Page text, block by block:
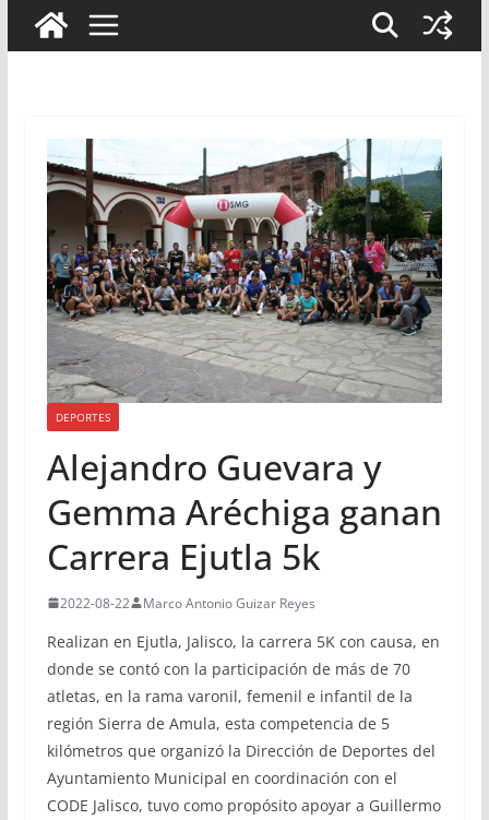
DEPORTES
Alejandro Guevara y
Gemma Aréchiga ganan
Carrera Ejutla 5k
2022-08-22 Marco Antonio Guizar Reyes
Realizan en Ejutla, Jalisco, la carrera 5K con causa, en
donde se contó con la participación de más de 70
atletas, en la rama varonil, femenil e infantil de la
región Sierra de Amula, esta competencia de 5
kilómetros que organizó la Dirección de Deportes del
Ayuntamiento Municipal en coordinación con el
CODE Jalisco, tuvo como propósito apoyar a Guillermo